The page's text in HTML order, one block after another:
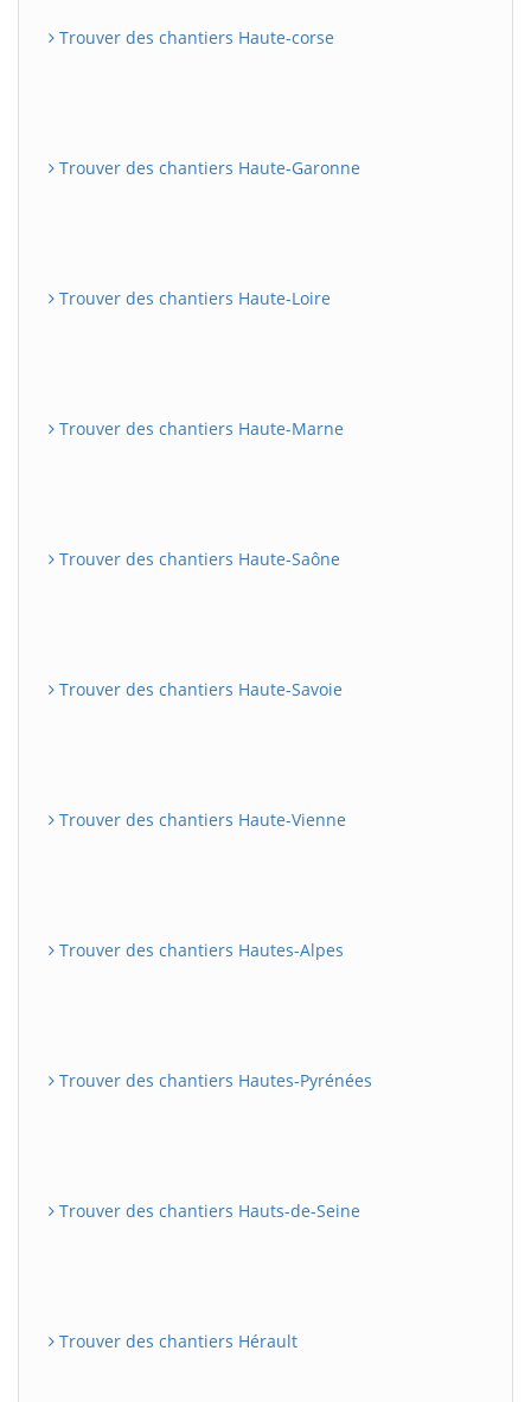
Trouver des chantiers Haute-corse
Trouver des chantiers Haute-Garonne
Trouver des chantiers Haute-Loire
Trouver des chantiers Haute-Marne
Trouver des chantiers Haute-Saône
Trouver des chantiers Haute-Savoie
Trouver des chantiers Haute-Vienne
Trouver des chantiers Hautes-Alpes
Trouver des chantiers Hautes-Pyrénées
Trouver des chantiers Hauts-de-Seine
Trouver des chantiers Hérault